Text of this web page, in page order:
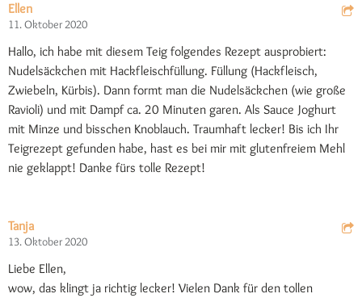
Ellen
11. Oktober 2020
Hallo, ich habe mit diesem Teig folgendes Rezept ausprobiert:
Nudelsäckchen mit Hackfleischfüllung. Füllung (Hackfleisch,
Zwiebeln, Kürbis). Dann formt man die Nudelsäckchen (wie große
Ravioli) und mit Dampf ca. 20 Minuten garen. Als Sauce Joghurt
mit Minze und bisschen Knoblauch. Traumhaft lecker! Bis ich Ihr
Teigrezept gefunden habe, hast es bei mir mit glutenfreiem Mehl
nie geklappt! Danke fürs tolle Rezept!
Tanja
13. Oktober 2020
Liebe Ellen,
wow, das klingt ja richtig lecker! Vielen Dank für den tollen